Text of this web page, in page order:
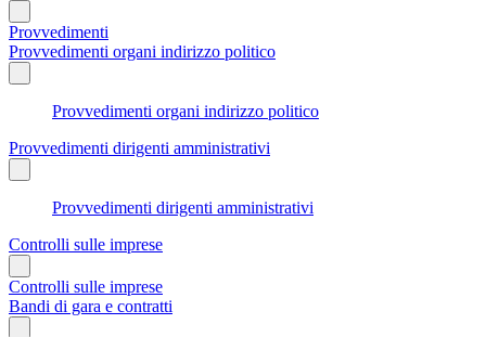
Provvedimenti
Provvedimenti organi indirizzo politico
Provvedimenti organi indirizzo politico
Provvedimenti dirigenti amministrativi
Provvedimenti dirigenti amministrativi
Controlli sulle imprese
Controlli sulle imprese
Bandi di gara e contratti